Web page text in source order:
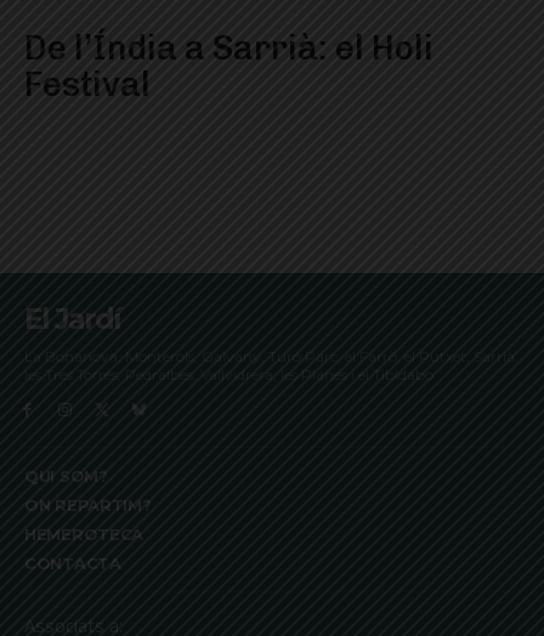
De l’Índia a Sarrià: el Holi
Festival
El Jardí
La Bonanova, Monterols, Galvany, Turó Parc, el Farró, el Putxet, Sarrià,
les Tres Torres, Pedralbes, Vallvidrera, les Planes i el Tibidabo
QUI SOM?
ON REPARTIM?
HEMEROTECA
CONTACTA
Associats a: